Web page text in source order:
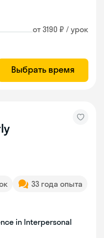
от 3190 ₽ / урок
Выбрать время
33 года опыта
in Interpersonal